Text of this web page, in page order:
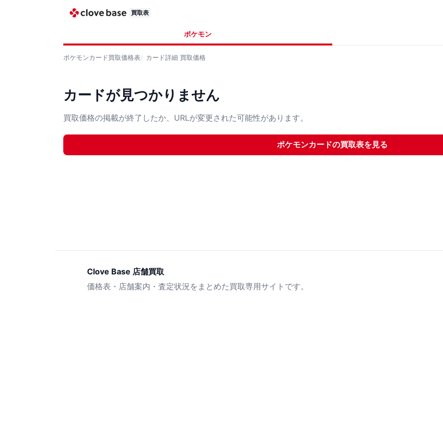
買取表
ポケモン
ポケモンカード買取価格表 カード詳細 買取価格
カードが見つかりません
買取価格の掲載が終了したか、URLが変更された可能性があります。
ポケモンカードの買取表を見る
Clove Base 店舗買取
価格表・店舗案内・査定状況をまとめた買取専用サイトです。